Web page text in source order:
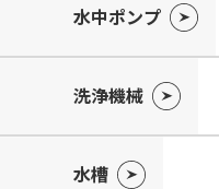
水中ポンプ
洗浄機械
水槽